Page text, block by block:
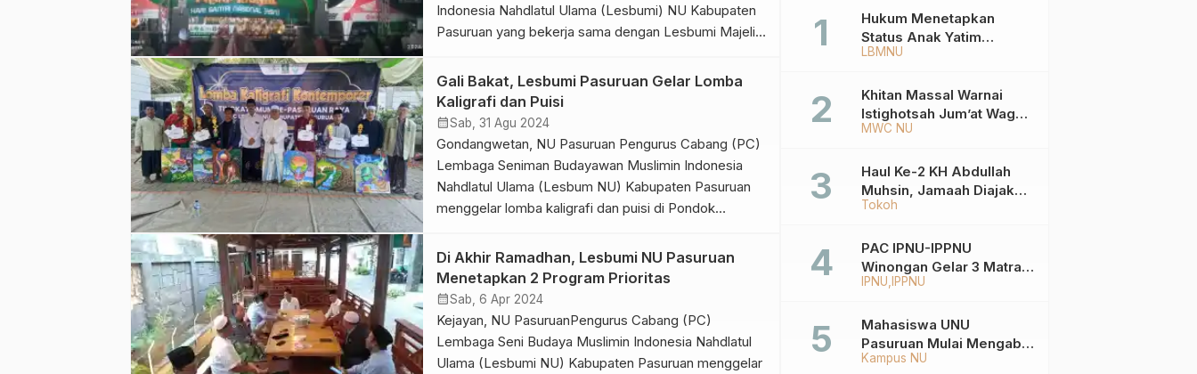
Indonesia Nahdlatul Ulama (Lesbumi) NU Kabupaten
Pasuruan yang bekerja sama dengan Lesbumi Majelis
menggelar Festival Al-Banjari di lapangan sidogiri,
Rabu (16/10/2024). Ketua PC Lesbumi NU Kabupaten
Pasuruan KH Yazid tamim mengatakan, tujuan
kegiatan lomba adalah untuk menggali bakat […]
Gali Bakat, Lesbumi Pasuruan Gelar Lomba
Kaligrafi dan Puisi
calendar_monthSab, 31 Agu 2024
Gondangwetan, NU Pasuruan Pengurus Cabang (PC)
Lembaga Seniman Budayawan Muslimin Indonesia
Nahdlatul Ulama (Lesbum NU) Kabupaten Pasuruan
menggelar lomba kaligrafi dan puisi di Pondok
Gondangwetan, Kabupaten Pasuruan, Jum’at
(30/08/2024). Ketua PC Lesbumi Kabupaten
Pasuruan Gus Yazid Tamim mengatakan, tujuan dari
kegiatan ini adalah untuk menggali bakat minat
generasi muda dan […]
Di Akhir Ramadhan, Lesbumi NU Pasuruan
Menetapkan 2 Program Prioritas
calendar_monthSab, 6 Apr 2024
Kejayan, NU PasuruanPengurus Cabang (PC)
Lembaga Seni Budaya Muslimin Indonesia Nahdlatul
Ulama (Lesbumi NU) Kabupaten Pasuruan menggelar
LBMNU
Hukum Menetapkan
Status Anak Yatim
Berdasarkan KK,
Ketentuannya?
MWC NU
Khitan Massal Warnai
Istighotsah Jum’at Wage
MWCNU Sukorejo
Tokoh
Haul Ke-2 KH Abdullah
Muhsin, Jamaah Diajak
Meneladani
IPNU IPPNU
PAC IPNU-IPPNU
Winongan Gelar 3 Matra
di MA Ma’arif An-Nur
Kampus NU
Mahasiswa UNU
Pasuruan Mulai Mengabdi
di Wonokerto dan Oro-